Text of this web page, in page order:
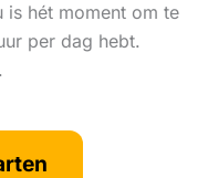
is hét moment om te
per dag hebt.